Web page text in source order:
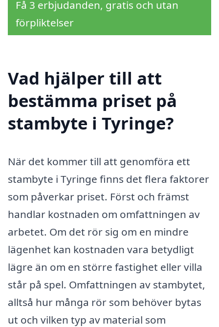
Få 3 erbjudanden, gratis och utan
förpliktelser
Vad hjälper till att
bestämma priset på
stambyte i Tyringe?
När det kommer till att genomföra ett
stambyte i Tyringe finns det flera faktorer
som påverkar priset. Först och främst
handlar kostnaden om omfattningen av
arbetet. Om det rör sig om en mindre
lägenhet kan kostnaden vara betydligt
lägre än om en större fastighet eller villa
står på spel. Omfattningen av stambytet,
alltså hur många rör som behöver bytas
ut och vilken typ av material som